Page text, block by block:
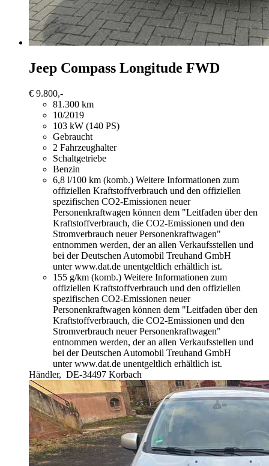
Jeep Compass Longitude FWD
€ 9.800,-
81.300 km
10/2019
103 kW (140 PS)
Gebraucht
2 Fahrzeughalter
Schaltgetriebe
Benzin
6,8 l/100 km (komb.) Weitere Informationen zum
offiziellen Kraftstoffverbrauch und den offiziellen
spezifischen CO2-Emissionen neuer
Personenkraftwagen können dem "Leitfaden über den
Kraftstoffverbrauch, die CO2-Emissionen und den
Stromverbrauch neuer Personenkraftwagen"
entnommen werden, der an allen Verkaufsstellen und
bei der Deutschen Automobil Treuhand GmbH
unter www.dat.de unentgeltlich erhältlich ist.
155 g/km (komb.) Weitere Informationen zum
offiziellen Kraftstoffverbrauch und den offiziellen
spezifischen CO2-Emissionen neuer
Personenkraftwagen können dem "Leitfaden über den
Kraftstoffverbrauch, die CO2-Emissionen und den
Stromverbrauch neuer Personenkraftwagen"
entnommen werden, der an allen Verkaufsstellen und
bei der Deutschen Automobil Treuhand GmbH
unter www.dat.de unentgeltlich erhältlich ist.
Händler, DE-34497 Korbach